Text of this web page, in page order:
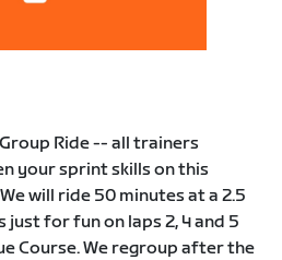
Ride -- all trainers
your sprint skills on this
will ride 50 minutes at a 2.5
for fun on laps 2, 4 and 5
Course. We regroup after the